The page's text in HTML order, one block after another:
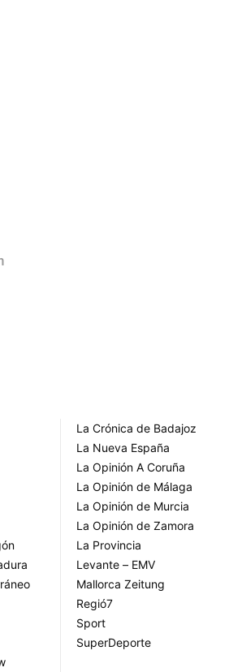
La Crónica de Badajoz
La Nueva España
La Opinión A Coruña
La Opinión de Málaga
La Opinión de Murcia
La Opinión de Zamora
La Provincia
Levante – EMV
Mallorca Zeitung
Regió7
Sport
SuperDeporte